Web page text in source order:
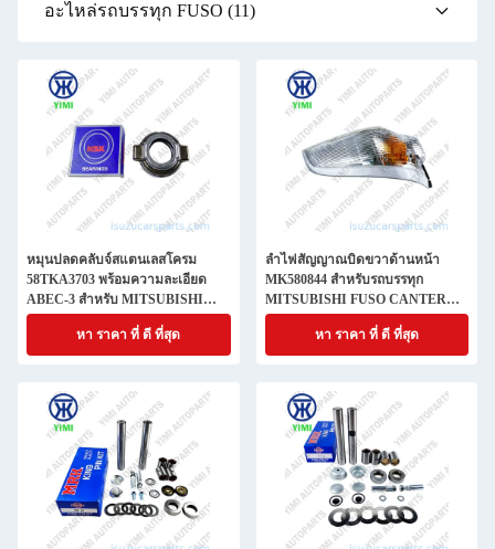
อะไหล่รถบรรทุก FUSO (11)
หมุนปลดคลับจ์สแตนเลสโครม
58TKA3703 พร้อมความละเอียด
ABEC-3 สําหรับ MITSUBISHI
FUSO CANTER 74x37.1x41.5mm
หา ราคา ที่ ดี ที่สุด
ลําไฟสัญญาณบิดขวาด้านหน้า
MK580844 สําหรับรถบรรทุก
MITSUBISHI FUSO CANTER
RUS
หา ราคา ที่ ดี ที่สุด